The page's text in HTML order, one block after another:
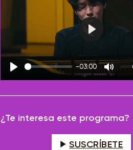
Play
-03:00
Mute
¿Te interesa este programa?
SUSCRÍBETE